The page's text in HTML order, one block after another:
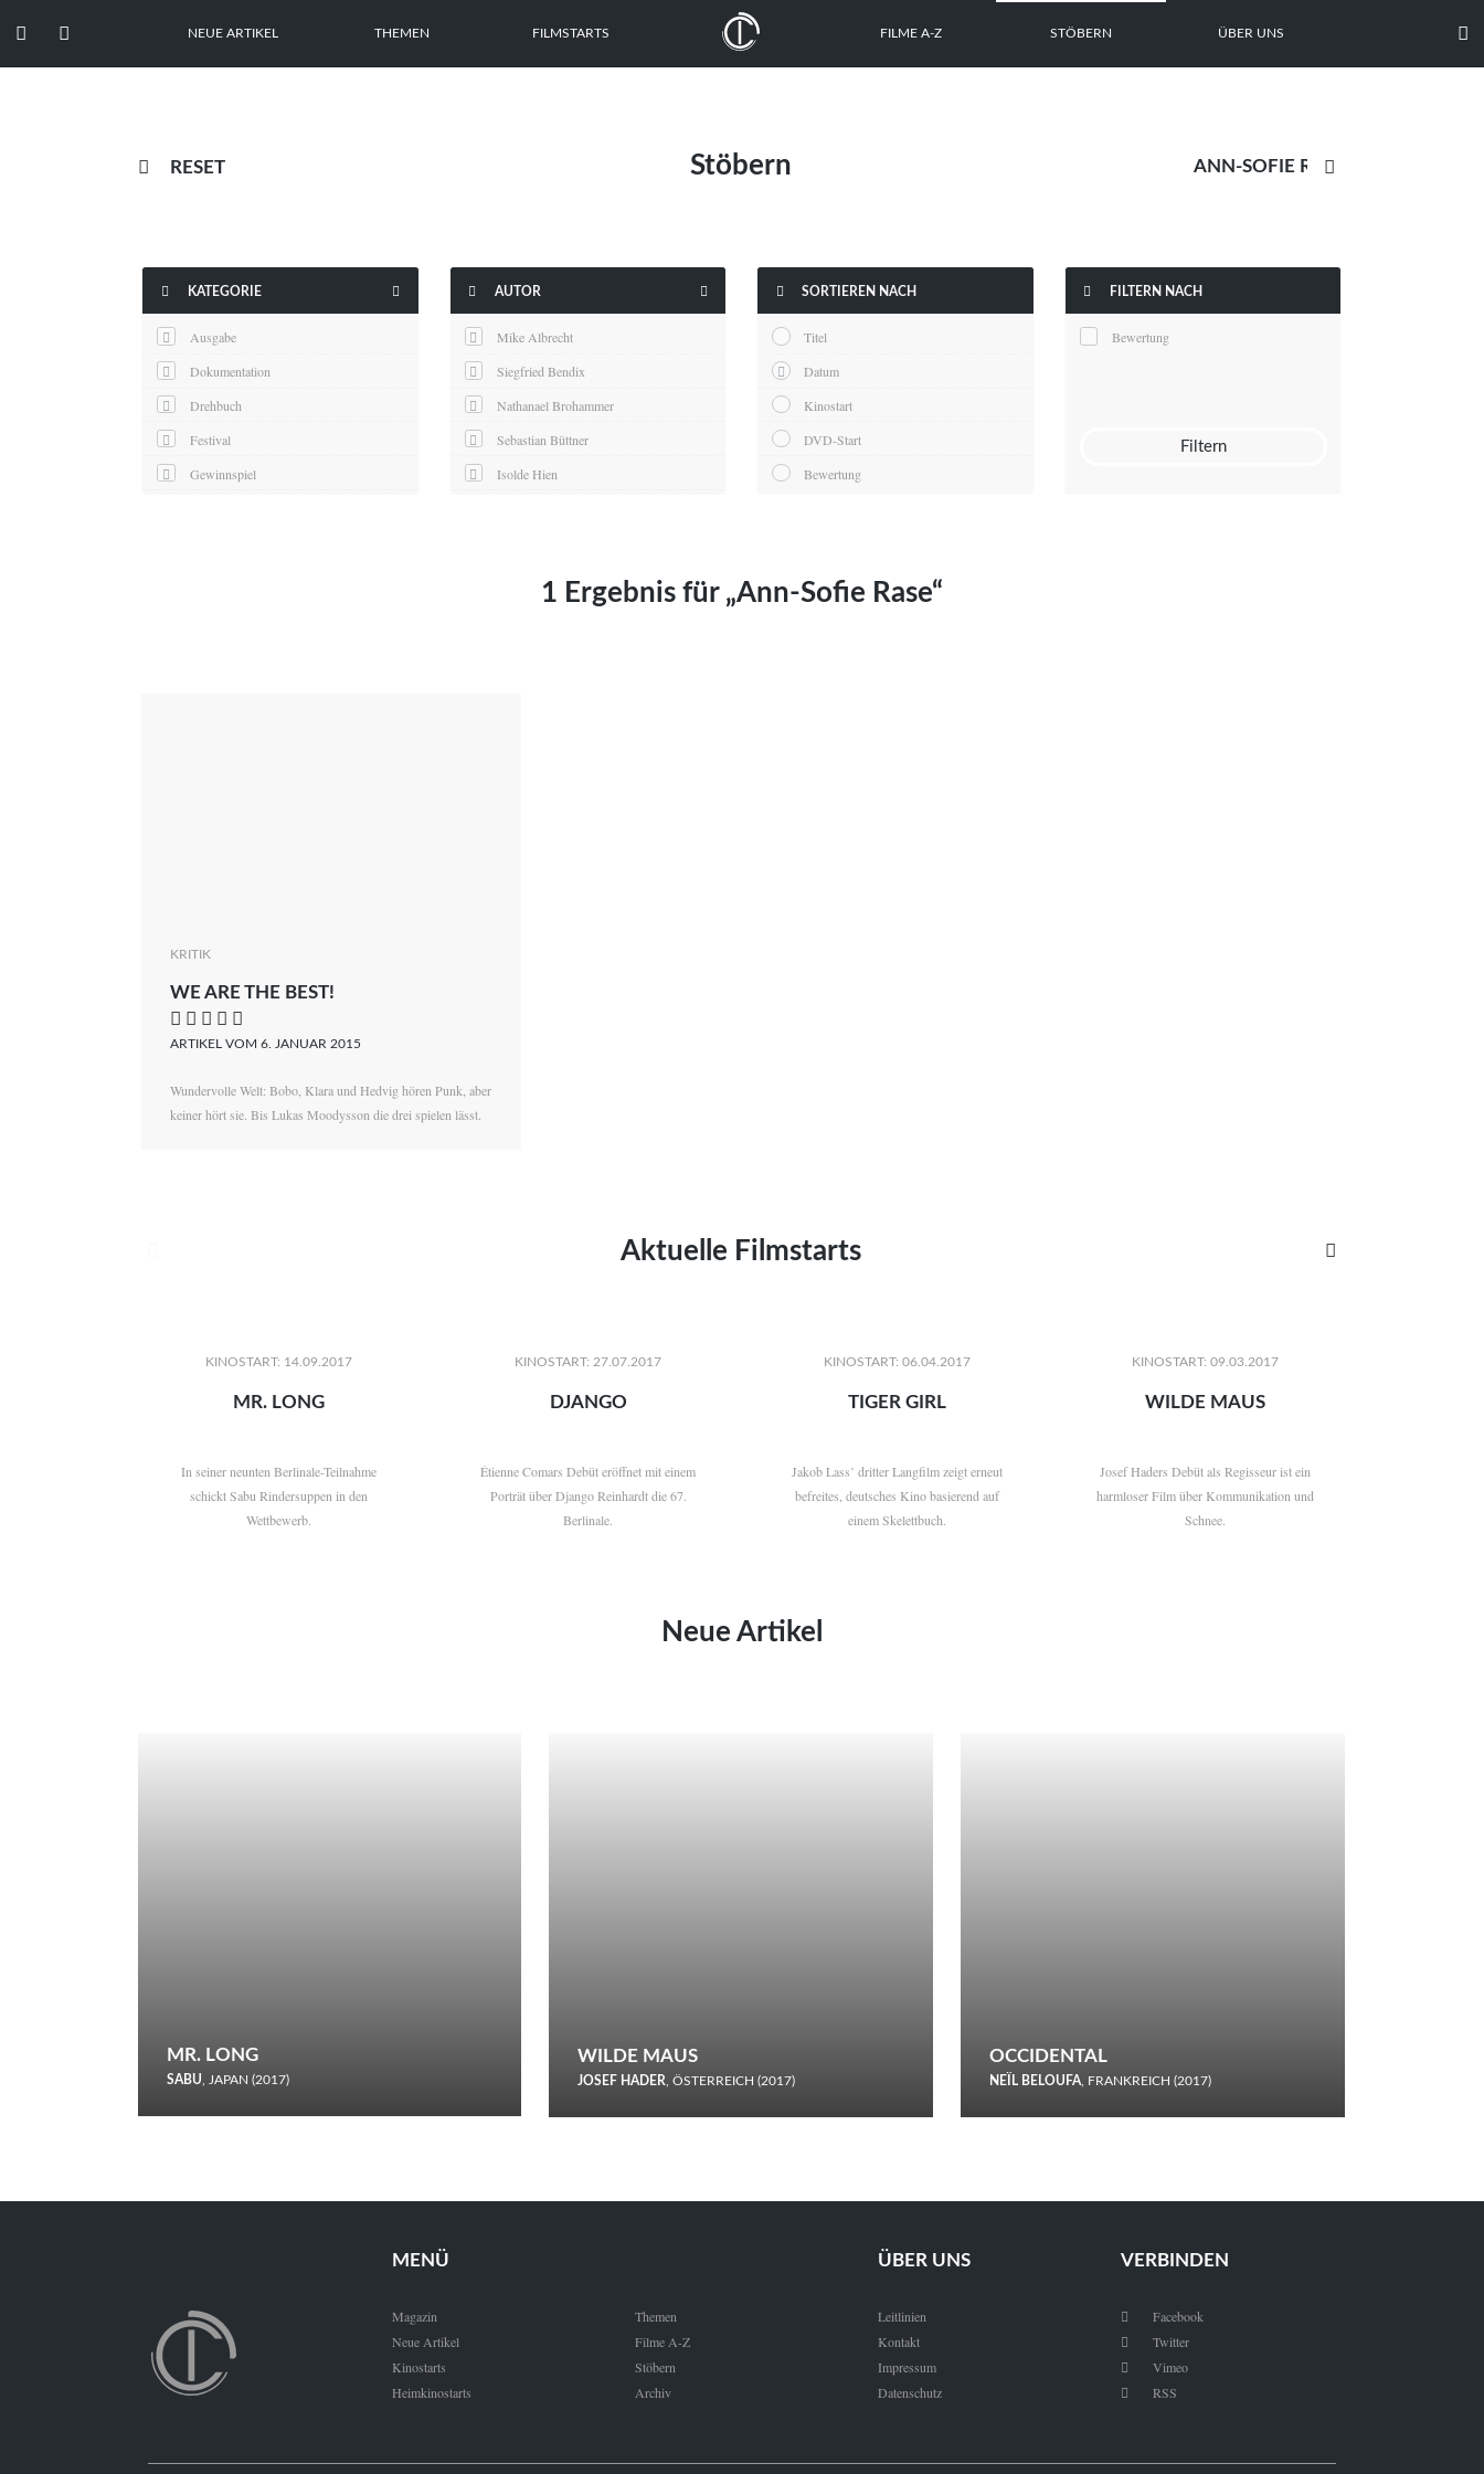
  NEUE ARTIKEL THEMEN FILMSTARTS FILME A-Z STÖBERN ÜBER UNS 
 RESET Stöbern 
 KATEGORIE 
Ausgabe
Dokumentation
Drehbuch
Festival
Gewinnspiel
 AUTOR 
Mike Albrecht
Siegfried Bendix
Nathanael Brohammer
Sebastian Büttner
Isolde Hien
Maximilian Kosing
 SORTIEREN NACH
Titel
Datum
Kinostart
DVD-Start
Bewertung
 FILTERN NACH
Bewertung
Filtern
1 Ergebnis für „Ann-Sofie Rase“
KRITIK
WE ARE THE BEST!
    
ARTIKEL VOM 6. JANUAR 2015
Wundervolle Welt: Bobo, Klara und Hedvig hören Punk, aber
keiner hört sie. Bis Lukas Moodysson die drei spielen lässt.
Aktuelle Filmstarts 
KINOSTART: 14.09.2017
MR. LONG
In seiner neunten Berlinale-Teilnahme
schickt Sabu Rindersuppen in den
Wettbewerb.
KINOSTART: 27.07.2017
DJANGO
Étienne Comars Debüt eröffnet mit einem
Porträt über Django Reinhardt die 67.
Berlinale.
KINOSTART: 06.04.2017
TIGER GIRL
Jakob Lass’ dritter Langfilm zeigt erneut
befreites, deutsches Kino basierend auf
einem Skelettbuch.
KINOSTART: 09.03.2017
WILDE MAUS
Josef Haders Debüt als Regisseur ist ein
harmloser Film über Kommunikation und
Schnee.
Neue Artikel
MR. LONG
SABU, JAPAN (2017)
den Wettbewerb.
WILDE MAUS
JOSEF HADER, ÖSTERREICH (2017)
Schnee.
OCCIDENTAL
NEÏL BELOUFA, FRANKREICH (2017)
MENÜ
Magazin
Neue Artikel
Kinostarts
Heimkinostarts
Themen
Filme A-Z
Stöbern
Archiv
ÜBER UNS
Leitlinien
Kontakt
Impressum
Datenschutz
VERBINDEN
 Facebook
 Twitter
 Vimeo
 RSS